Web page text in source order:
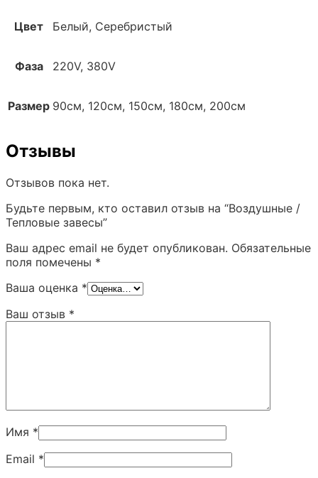
Цвет Белый, Серебристый
Фаза 220V, 380V
Размер 90см, 120см, 150см, 180см, 200см
Отзывы
Отзывов пока нет.
Будьте первым, кто оставил отзыв на “Воздушные /
Тепловые завесы”
Ваш адрес email не будет опубликован. Обязательные
поля помечены *
Ваша оценка *
Ваш отзыв *
Имя *
Email *